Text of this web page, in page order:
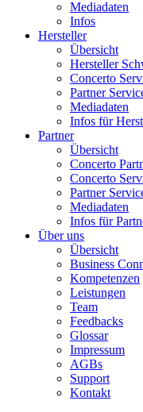
Mediadaten
Infos
Hersteller
Übersicht
Hersteller
Concerto
Partner
Mediadaten
Infos für
Partner
Übersicht
Concerto
Concerto
Partner
Mediadaten
Infos für
Über uns
Übersicht
Business
Kompetenzen
Leistungen
Team
Feedbacks
Glossar
Impressum
AGBs
Support
Kontakt